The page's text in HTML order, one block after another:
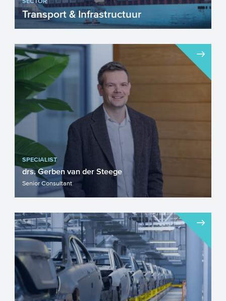
Transport & Infrastructuur
Nederland heeft een internationale
toppositie als het gaat om Transport &
Infrastructuur. Onze g...
SPECIALIST
drs. Gerben van der Steege
Senior Consultant